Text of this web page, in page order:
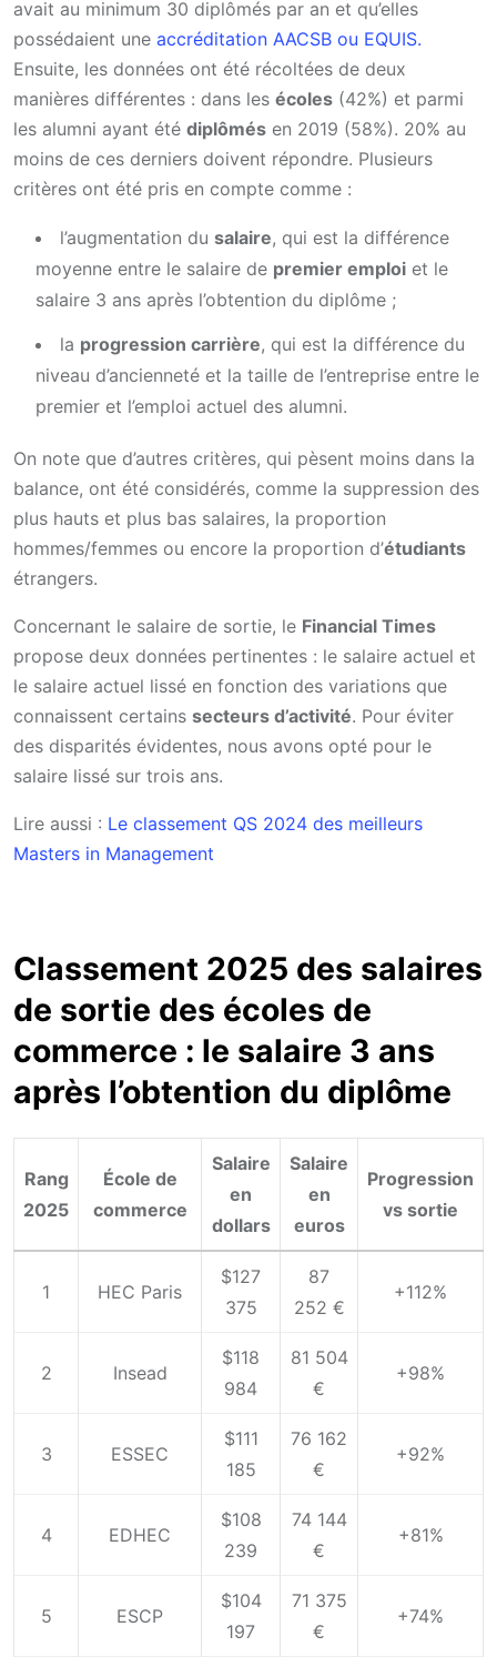
avait au minimum 30 diplômés par an et qu’elles
possédaient une accréditation AACSB ou EQUIS.
Ensuite, les données ont été récoltées de deux
manières différentes : dans les écoles (42%) et parmi
les alumni ayant été diplômés en 2019 (58%). 20% au
moins de ces derniers doivent répondre. Plusieurs
critères ont été pris en compte comme :
l’augmentation du salaire, qui est la différence
moyenne entre le salaire de premier emploi et le
salaire 3 ans après l’obtention du diplôme ;
la progression carrière, qui est la différence du
niveau d’ancienneté et la taille de l’entreprise entre le
premier et l’emploi actuel des alumni.
On note que d’autres critères, qui pèsent moins dans la
balance, ont été considérés, comme la suppression des
plus hauts et plus bas salaires, la proportion
hommes/femmes ou encore la proportion d’étudiants
étrangers.
Concernant le salaire de sortie, le Financial Times
propose deux données pertinentes : le salaire actuel et
le salaire actuel lissé en fonction des variations que
connaissent certains secteurs d’activité. Pour éviter
des disparités évidentes, nous avons opté pour le
salaire lissé sur trois ans.
Lire aussi : Le classement QS 2024 des meilleurs
Masters in Management
Classement 2025 des salaires
de sortie des écoles de
commerce : le salaire 3 ans
après l’obtention du diplôme
Rang
2025
École de
commerce
Salaire
en
dollars
Salaire
en
euros
Progression
vs sortie
1 HEC Paris
$127
375
87
252 €
+112%
2 Insead
$118
984
81 504
€
+98%
3 ESSEC
$111
185
76 162
€
+92%
4 EDHEC
$108
239
74 144
€
+81%
5 ESCP
$104
197
71 375
€
+74%